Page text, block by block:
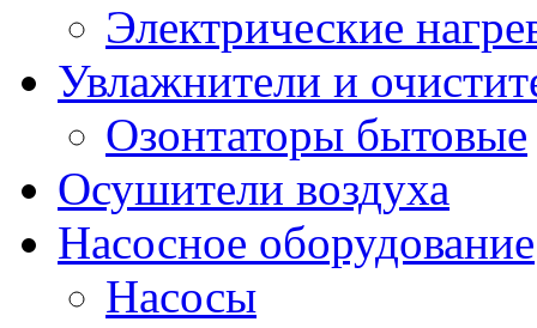
Электрические
Увлажнители и
Озонтаторы бытовые
Осушители воздуха
Насосное оборудование
Насосы